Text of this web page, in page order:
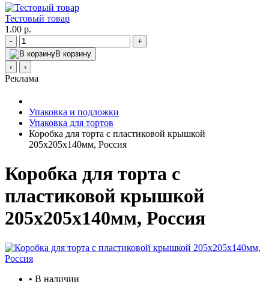
Тестовый товар
1.00 р.
-
+
В корзину
‹
›
Реклама
Упаковка и подложки
Упаковка для тортов
Коробка для торта с пластиковой крышкой
205х205х140мм, Россия
Коробка для торта с
пластиковой крышкой
205х205х140мм, Россия
• В наличии